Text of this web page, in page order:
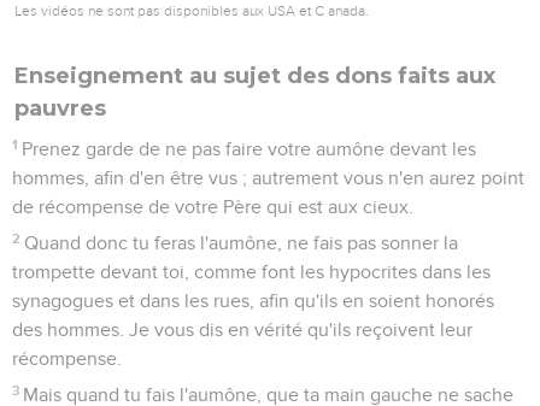
Les vidéos ne sont pas disponibles aux USA et C anada.
Enseignement au sujet des dons faits aux
pauvres
1 Prenez garde de ne pas faire votre aumône devant les
hommes, afin d'en être vus ; autrement vous n'en aurez point
de récompense de votre Père qui est aux cieux.
2 Quand donc tu feras l'aumône, ne fais pas sonner la
trompette devant toi, comme font les hypocrites dans les
synagogues et dans les rues, afin qu'ils en soient honorés
des hommes. Je vous dis en vérité qu'ils reçoivent leur
récompense.
3 Mais quand tu fais l'aumône, que ta main gauche ne sache